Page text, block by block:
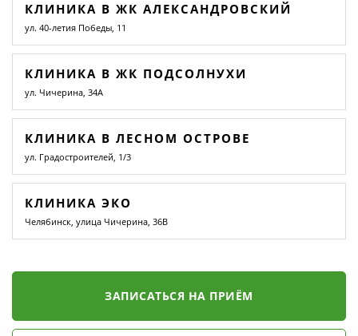
КЛИНИКА В ЖК АЛЕКСАНДРОВСКИЙ
ул. 40-летия Победы, 11
КЛИНИКА В ЖК ПОДСОЛНУХИ
ул. Чичерина, 34А
КЛИНИКА В ЛЕСНОМ ОСТРОВЕ
ул. Градостроителей, 1/3
КЛИНИКА ЭКО
Челябинск, улица Чичерина, 36В
ЗАПИСАТЬСЯ НА ПРИЁМ